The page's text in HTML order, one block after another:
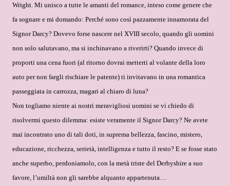
Wright. Mi unisco a tutte le amanti del romance, inteso come genere che
fa sognare e mi domando: Perché sono così pazzamente innamorata del
Signor Darcy? Dovevo forse nascere nel XVIII secolo, quando gli uomini
non solo salutavano, ma si inchinavano a riverirti? Quando invece di
proporti una cena fuori (al ritorno dovrai metterti al volante della loro
auto per non fargli rischiare le patente) ti invitavano in una romantica
passeggiata in carrozza, magari al chiaro di luna?
Non togliamo niente ai nostri meravigliosi uomini se vi chiedo di
risolvermi questo dilemma: esiste veramente il Signor Darcy? Ne avete
mai incontrato uno di tali doti, in suprema bellezza, fascino, mistero,
educazione, ricchezza, serietà, intelligenza e tutto il resto? E se fosse stato
anche superbo, perdoniamolo, con la metà triste del Derbyshire a suo
favore, l’umiltà non gli sarebbe alquanto appartenuta…